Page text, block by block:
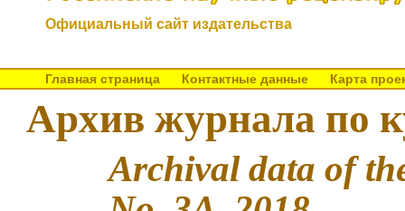
Официальный сайт издательства
Главная страница Контактные данные Карта
Архив журнала по
Archival data of